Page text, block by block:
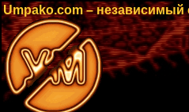
Umpako.com – независимый